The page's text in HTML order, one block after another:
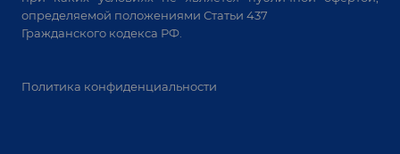
определяемой положениями Статьи 437
Гражданского кодекса РФ.
Политика конфиденциальности